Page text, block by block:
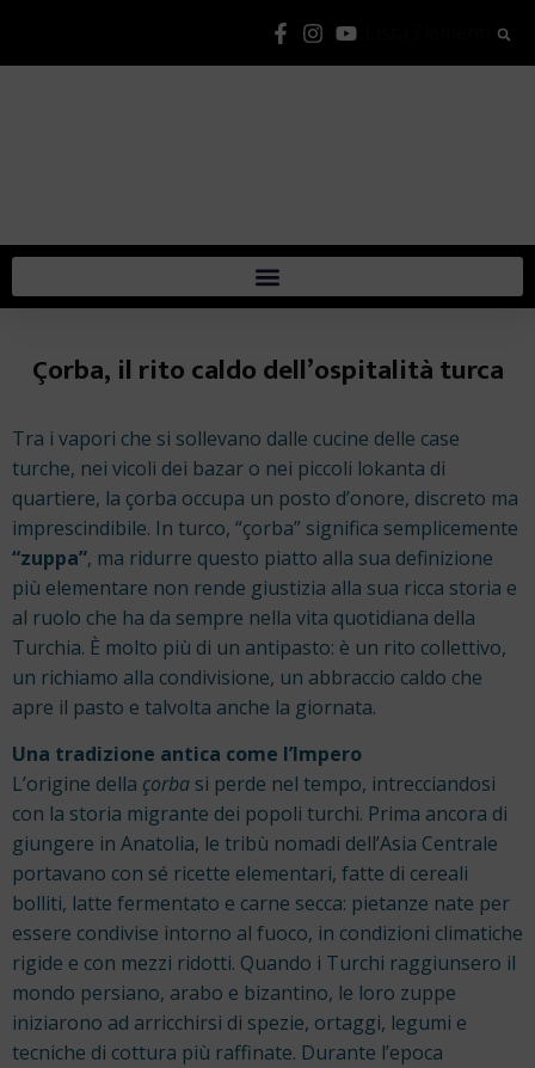
Çorba, il rito caldo dell’ospitalità turca
Tra i vapori che si sollevano dalle cucine delle case
turche, nei vicoli dei bazar o nei piccoli lokanta di
quartiere, la çorba occupa un posto d’onore, discreto ma
imprescindibile. In turco, “çorba” significa semplicemente
“zuppa”, ma ridurre questo piatto alla sua definizione
più elementare non rende giustizia alla sua ricca storia e
al ruolo che ha da sempre nella vita quotidiana della
Turchia. È molto più di un antipasto: è un rito collettivo,
un richiamo alla condivisione, un abbraccio caldo che
apre il pasto e talvolta anche la giornata.
Una tradizione antica come l’Impero
L’origine della çorba si perde nel tempo, intrecciandosi
con la storia migrante dei popoli turchi. Prima ancora di
giungere in Anatolia, le tribù nomadi dell’Asia Centrale
portavano con sé ricette elementari, fatte di cereali
bolliti, latte fermentato e carne secca: pietanze nate per
essere condivise intorno al fuoco, in condizioni climatiche
rigide e con mezzi ridotti. Quando i Turchi raggiunsero il
mondo persiano, arabo e bizantino, le loro zuppe
iniziarono ad arricchirsi di spezie, ortaggi, legumi e
tecniche di cottura più raffinate. Durante l’epoca